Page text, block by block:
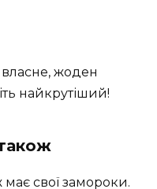
жоден
найкрутіший!
свої замороки.